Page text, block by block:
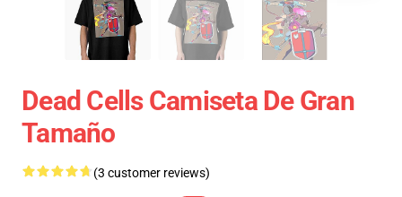
Dead Cells Camiseta De Gran
Tamaño
(3 customer reviews)